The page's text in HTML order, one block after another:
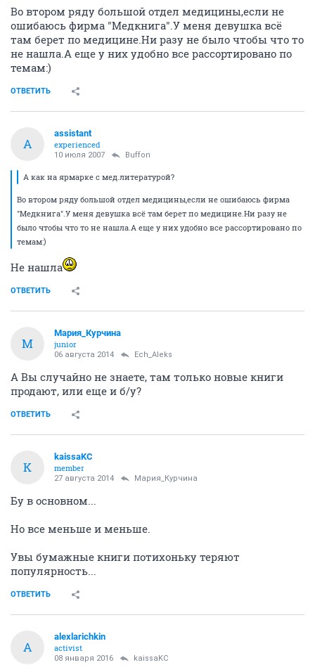
Во втором ряду большой отдел медицины,если не
ошибаюсь фирма "Медкнига".У меня девушка всё
там берет по медицине.Ни разу не было чтобы что то
не нашла.А еще у них удобно все рассортировано по
темам:)
ОТВЕТИТЬ
A
assistant
experienced
10 июля 2007 Buffon
А как на ярмарке с мед.литературой?
Во втором ряду большой отдел медицины,если не ошибаюсь фирма
"Медкнига".У меня девушка всё там берет по медицине.Ни разу не
было чтобы что то не нашла.А еще у них удобно все рассортировано по
темам:)
Не нашла
ОТВЕТИТЬ
М
Мария_Курчина
junior
06 августа 2014 Ech_Aleks
А Вы случайно не знаете, там только новые книги
продают, или еще и б/у?
ОТВЕТИТЬ
K
kaissaKC
member
27 августа 2014 Мария_Курчина
Бу в основном...
Но все меньше и меньше.
Увы бумажные книги потихоньку теряют
популярность...
ОТВЕТИТЬ
A
alexlarichkin
activist
08 января 2016 kaissaKC